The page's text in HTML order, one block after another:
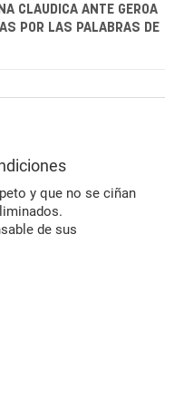
CLAUDICA ANTE GEROA
POR LAS PALABRAS DE
y que no se ciñan
de sus